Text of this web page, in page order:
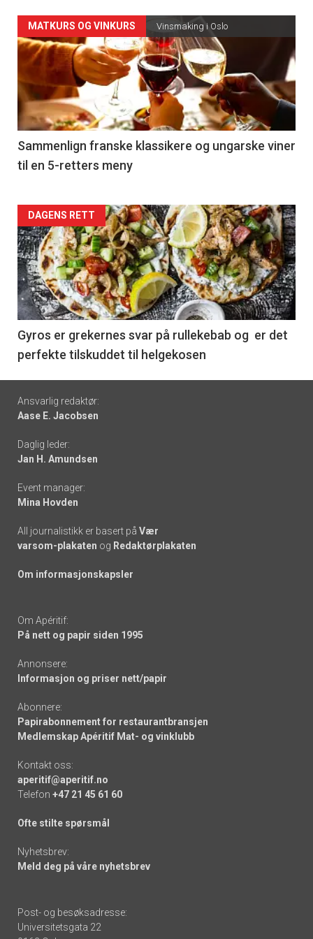
Forsiden
akkurat
nå
-
5
MATKURS OG VINKURS Vinsmaking i Oslo
Sammenlign franske klassikere og ungarske viner
til en 5-retters meny
Forsiden
akkurat
nå
-
6
DAGENS RETT
Gyros er grekernes svar på rullekebab og er det
perfekte tilskuddet til helgekosen
Footer
-
links
Ansvarlig redaktør:
Aase E. Jacobsen
Daglig leder:
Jan H. Amundsen
Event manager:
Mina Hovden
All journalistikk er basert på Vær
varsom-plakaten og Redaktørplakaten
Om informasjonskapsler
Om Apéritif:
På nett og papir siden 1995
Annonsere:
Informasjon og priser nett/papir
Abonnere:
Papirabonnement for restaurantbransjen
Medlemskap Apéritif Mat- og vinklubb
Kontakt oss:
aperitif@aperitif.no
Telefon +47 21 45 61 60
Ofte stilte spørsmål
Nyhetsbrev:
Meld deg på våre nyhetsbrev
Post- og besøksadresse:
Universitetsgata 22